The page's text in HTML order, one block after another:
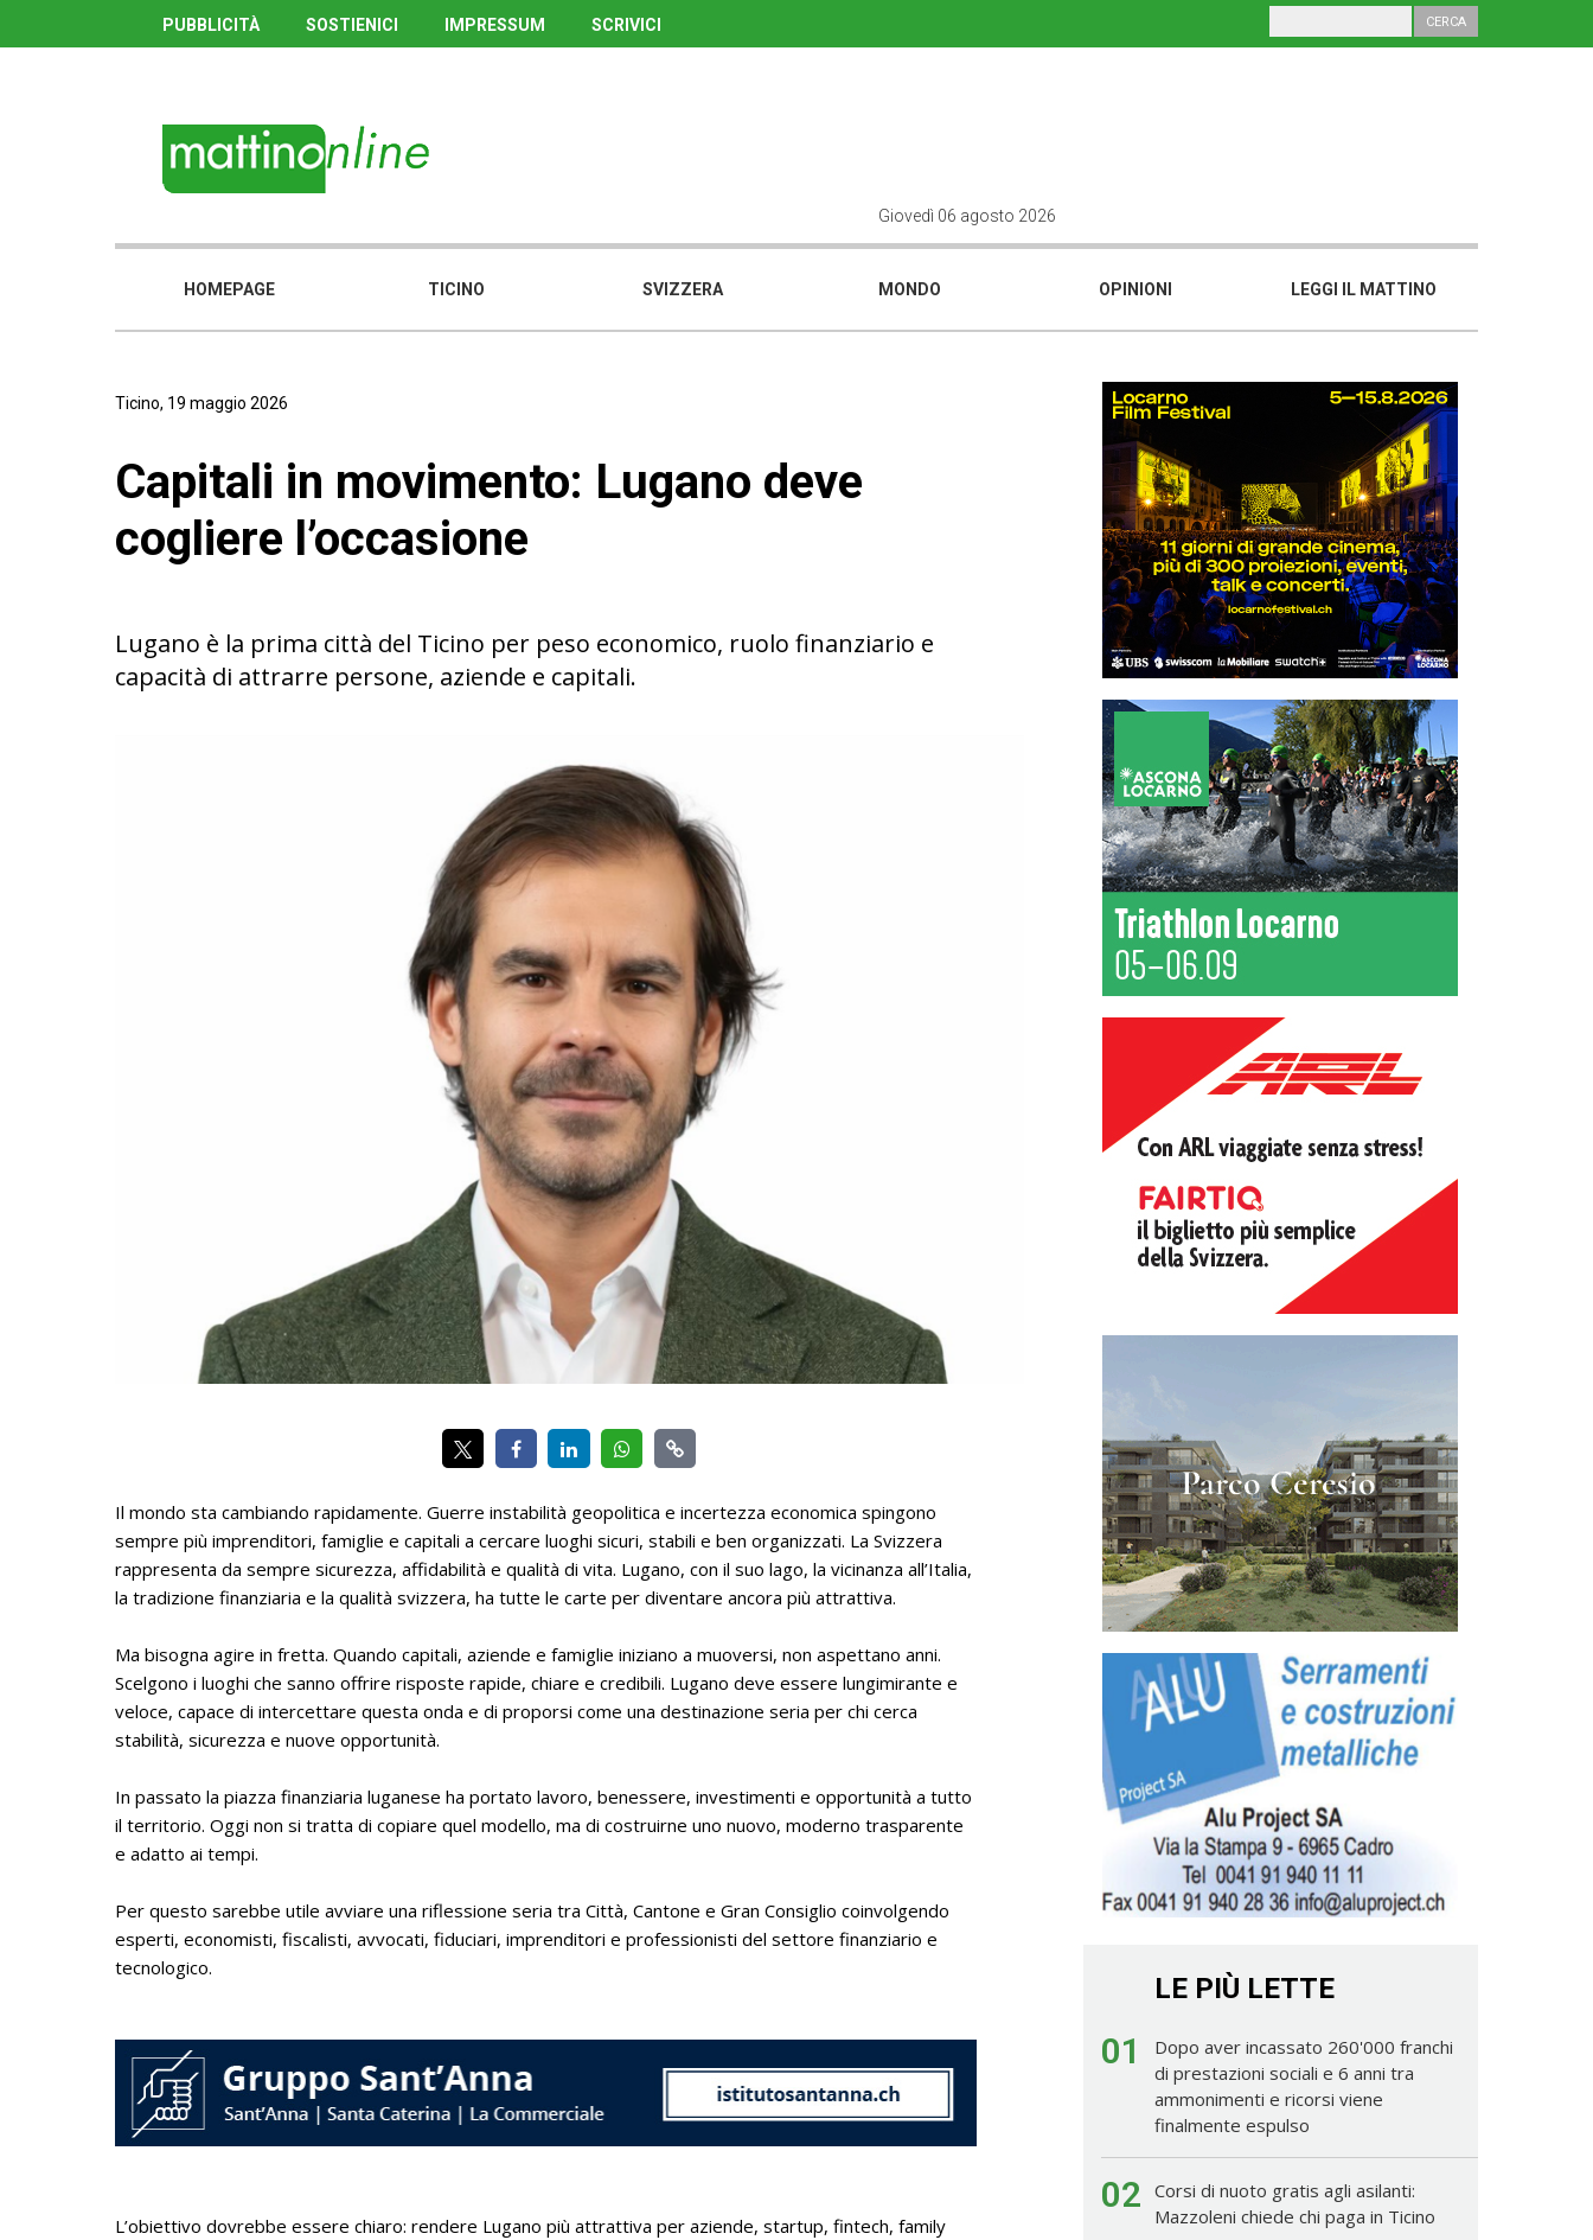
PUBBLICITÀ SOSTIENICI IMPRESSUM SCRIVICI
Giovedì 06 agosto 2026
HOMEPAGE TICINO SVIZZERA MONDO OPINIONI LEGGI IL MATTINO
Ticino, 19 maggio 2026
Capitali in movimento: Lugano deve
cogliere l’occasione
Lugano è la prima città del Ticino per peso economico, ruolo finanziario e
capacità di attrarre persone, aziende e capitali.
Il mondo sta cambiando rapidamente. Guerre instabilità geopolitica e incertezza economica spingono
sempre più imprenditori, famiglie e capitali a cercare luoghi sicuri, stabili e ben organizzati. La Svizzera
rappresenta da sempre sicurezza, affidabilità e qualità di vita. Lugano, con il suo lago, la vicinanza all’Italia,
la tradizione finanziaria e la qualità svizzera, ha tutte le carte per diventare ancora più attrattiva.
Ma bisogna agire in fretta. Quando capitali, aziende e famiglie iniziano a muoversi, non aspettano anni.
Scelgono i luoghi che sanno offrire risposte rapide, chiare e credibili. Lugano deve essere lungimirante e
veloce, capace di intercettare questa onda e di proporsi come una destinazione seria per chi cerca
stabilità, sicurezza e nuove opportunità.
In passato la piazza finanziaria luganese ha portato lavoro, benessere, investimenti e opportunità a tutto
il territorio. Oggi non si tratta di copiare quel modello, ma di costruirne uno nuovo, moderno trasparente
e adatto ai tempi.
Per questo sarebbe utile avviare una riflessione seria tra Città, Cantone e Gran Consiglio coinvolgendo
esperti, economisti, fiscalisti, avvocati, fiduciari, imprenditori e professionisti del settore finanziario e
tecnologico.
L’obiettivo dovrebbe essere chiaro: rendere Lugano più attrattiva per aziende, startup, fintech, family
LE PIÙ LETTE
01
Dopo aver incassato 260'000 franchi
di prestazioni sociali e 6 anni tra
ammonimenti e ricorsi viene
finalmente espulso
02 Corsi di nuoto gratis agli asilanti:
Mazzoleni chiede chi paga in Ticino